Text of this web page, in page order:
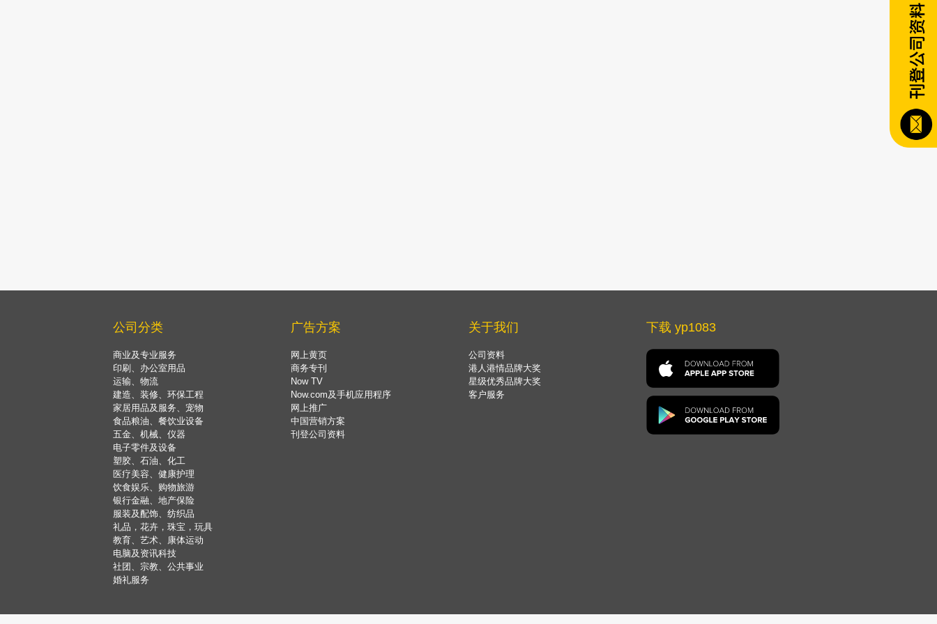
公司分类
商业及专业服务
印刷、办公室用品
运输、物流
建造、装修、环保工程
家居用品及服务、宠物
食品粮油、餐饮业设备
五金、机械、仪器
电子零件及设备
塑胶、石油、化工
医疗美容、健康护理
饮食娱乐、购物旅游
银行金融、地产保险
服装及配饰、纺织品
礼品，花卉，珠宝，玩具
教育、艺术、康体运动
电脑及资讯科技
社团、宗教、公共事业
婚礼服务
广告方案
网上黄页
商务专刊
Now TV
Now.com及手机应用程序
网上推广
中国营销方案
刊登公司资料
关于我们
公司资料
港人港情品牌大奖
星级优秀品牌大奖
客户服务
下载 yp1083